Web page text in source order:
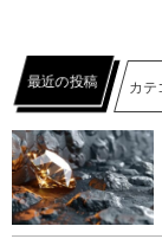
最近の投稿 カテ